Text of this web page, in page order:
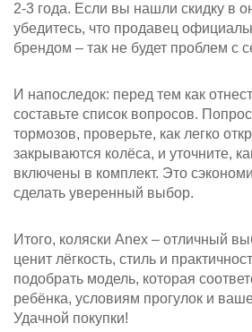
2‑3 года. Если вы нашли скидку в
убедитесь, что продавец
брендом – так не будет проблем с
И напоследок: перед тем как
составьте список вопросов.
тормозов, проверьте, как легко
закрываются колёса, и уточните,
включены в комплект. Это
сделать уверенный выбор.
Итого, коляски Anex – отличный
ценит лёгкость, стиль и
подобрать модель, которая
ребёнка, условиям прогулок и
Удачной покупки!